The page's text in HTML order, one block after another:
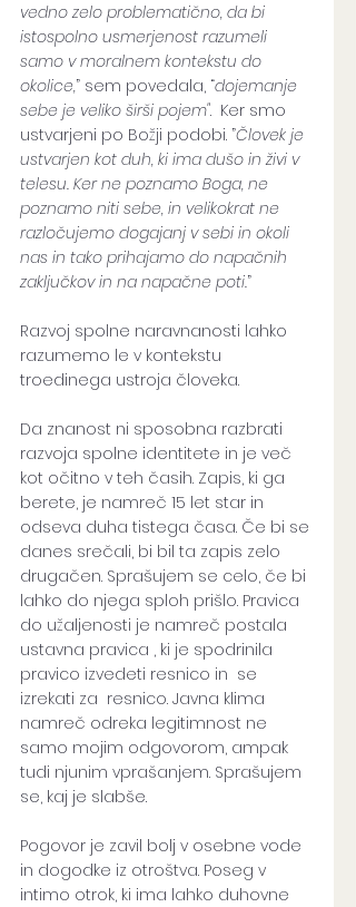
vedno zelo problematično, da bi
istospolno usmerjenost razumeli
samo v moralnem kontekstu do
okolice,” sem povedala, “dojemanje
sebe je veliko širši pojem".  Ker smo
ustvarjeni po Božji podobi. ”Človek je
ustvarjen kot duh, ki ima dušo in živi v
telesu. Ker ne poznamo Boga, ne
poznamo niti sebe, in velikokrat ne
razločujemo dogajanj v sebi in okoli
nas in tako prihajamo do napačnih
zaključkov in na napačne poti.”
Razvoj spolne naravnanosti lahko
razumemo le v kontekstu
troedinega ustroja človeka.
Da znanost ni sposobna razbrati
razvoja spolne identitete in je več
kot očitno v teh časih. Zapis, ki ga
berete, je namreč 15 let star in
odseva duha tistega časa. Če bi se
danes srečali, bi bil ta zapis zelo
drugačen. Sprašujem se celo, če bi
lahko do njega sploh prišlo. Pravica
do užaljenosti je namreč postala
ustavna pravica , ki je spodrinila
pravico izvedeti resnico in  se
izrekati za  resnico. Javna klima
namreč odreka legitimnost ne
samo mojim odgovorom, ampak
tudi njunim vprašanjem. Sprašujem
se, kaj je slabše.
Pogovor je zavil bolj v osebne vode
in dogodke iz otroštva. Poseg v
intimo otrok, ki ima lahko duhovne